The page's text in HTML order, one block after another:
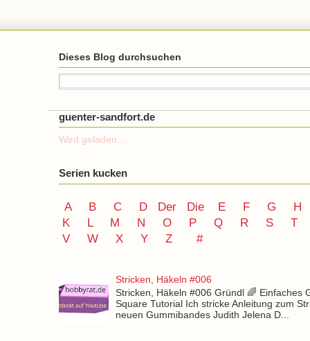
Dieses Blog durchsuchen
guenter-sandfort.de
Wird geladen...
Serien kucken
A B C D Der Die E F G
H
K
L M N O P Q R S
T
V
W X Y Z #
Stricken, Häkeln #006
Stricken, Häkeln #006 Gründl 🌈 Einfaches
Square Tutorial Ich stricke Anleitung zum
neuen Gummibandes Judith Jelena D...